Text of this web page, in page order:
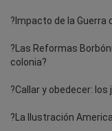
?Impacto de la Guerra
?Las Reformas
colonia?
?Callar y obedecer:
?La Ilustración